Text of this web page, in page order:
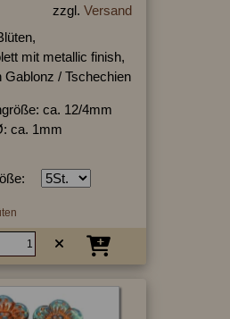
zzgl. Versand
mit metallic finish,
Gablonz / Tschechien
ca. 12/4mm
ca. 1mm